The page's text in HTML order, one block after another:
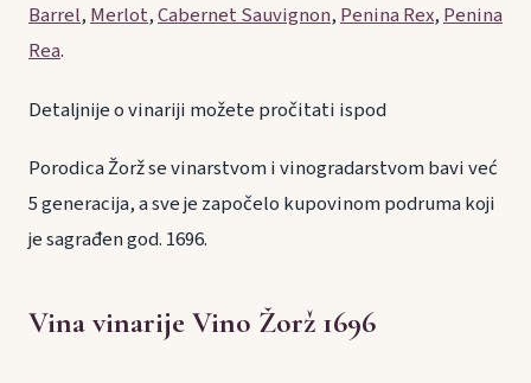
Barrel,Merlot,Cabernet Sauvignon,Penina Rex,Penina
Rea.
Detaljnije o vinariji možete pročitati ispod
Porodica Žorž se vinarstvom i vinogradarstvom bavi već
5 generacija, a sve je započelo kupovinom podruma koji
je sagrađen god. 1696.
Vina vinarije Vino Žorž 1696